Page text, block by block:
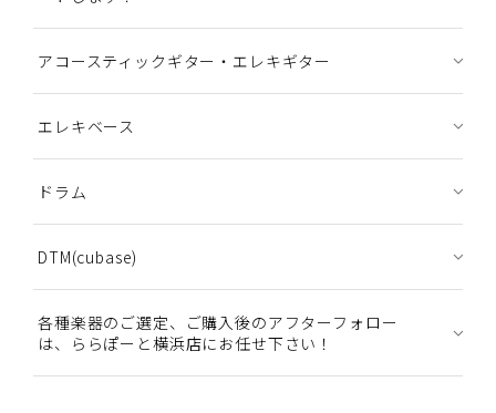
アコースティックギター・エレキギター
エレキベース
ドラム
DTM(cubase)
各種楽器のご選定、ご購入後のアフターフォロー
は、ららぽーと横浜店にお任せ下さい！